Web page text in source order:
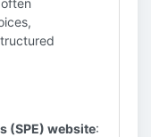
(SPE) website: